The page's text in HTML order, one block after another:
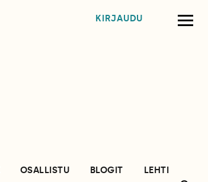
KIRJAUDU
OSALLISTU BLOGIT
LEHTI